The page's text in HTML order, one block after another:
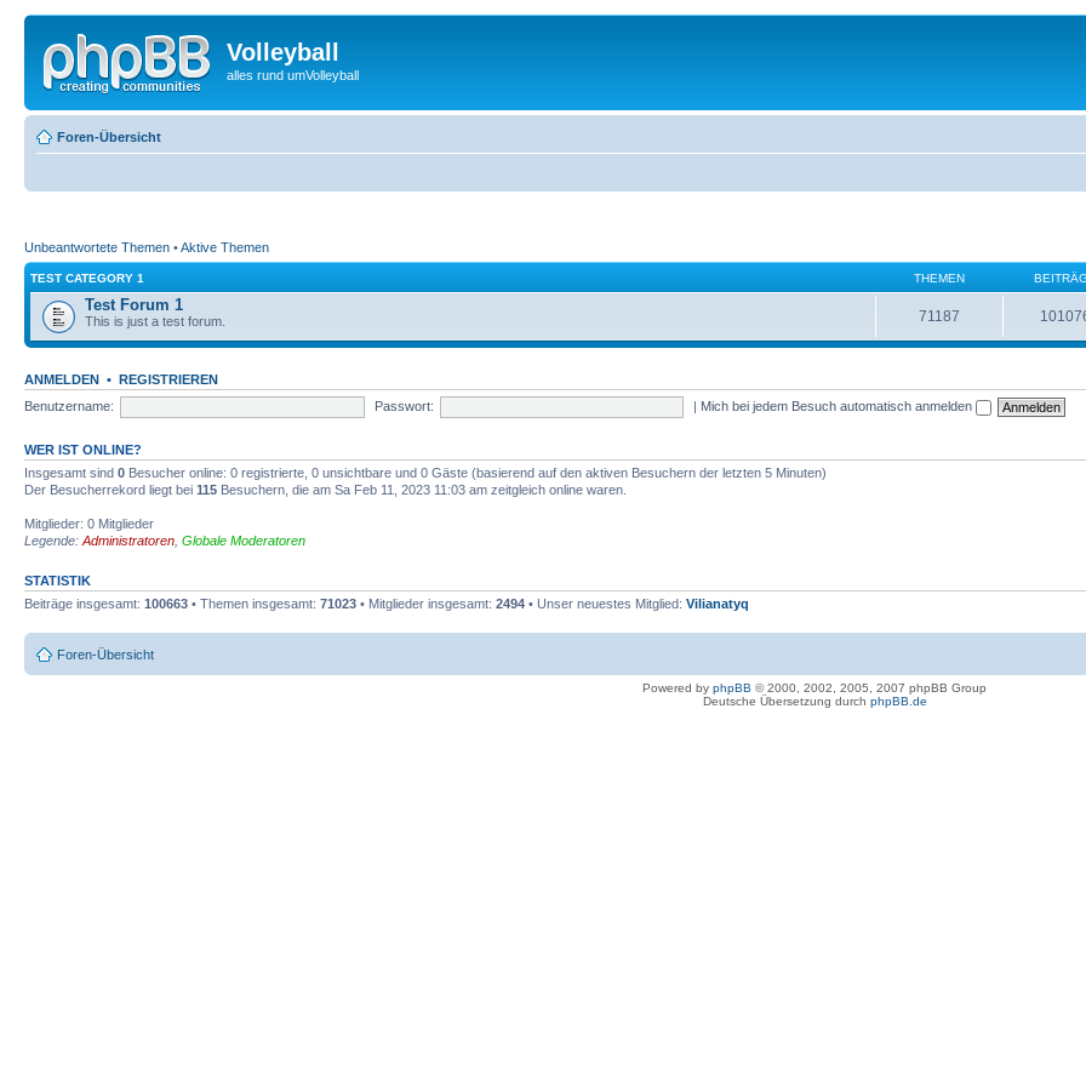
Volleyball
alles rund umVolleyball
Foren-Übersicht
Unbeantwortete Themen •Aktive Themen
TEST CATEGORY 1 THEMEN
Test Forum 1
This is just a test forum. 71187
ANMELDEN • REGISTRIEREN
Benutzername:
Passwort: | Mich bei jedem Besuch automatisch anmelden
WER IST ONLINE?
Insgesamt sind 0 Besucher online: 0 registrierte, 0 unsichtbare und 0 Gäste (basierend auf den aktiven Besuchern der letzten 5 Minuten)
Der Besucherrekord liegt bei 115 Besuchern, die am Sa Feb 11, 2023 11:03 am zeitgleich online waren.
Mitglieder: 0 Mitglieder
Legende: Administratoren Globale Moderatoren
STATISTIK
Beiträge insgesamt: 100663 • Themen insgesamt: 71023 • Mitglieder insgesamt: 2494 • Unser neuestes Mitglied: Vilianatyq
Foren-Übersicht
Powered by phpBB © 2000, 2002, 2005, 2007 phpBB Group
Deutsche Übersetzung durch phpBB.de